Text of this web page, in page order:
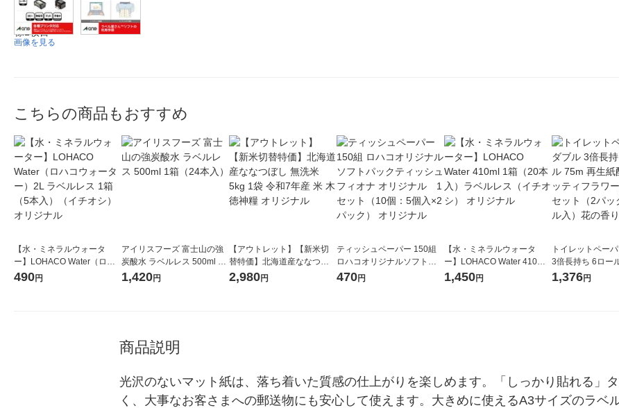
画像を見る
こちらの商品もおすすめ
【水・ミネラルウォータ
ー】LOHACO Water（ロハ
コウォーター）2L ラベルレ
490円
アイリスフーズ 富士山の強
炭酸水 ラベルレス 500ml 1
箱（24本入）
1,420円
【アウトレット】【新米切
替特価】北海道産ななつぼ
し 無洗米 5kg 1袋 令和7年産
米 木徳神糧 オリジナル
2,980円
ティッシュペーパー 150組
ロハコオリジナルソフトパ
ックティッシュ フィオナ オ
470円
【水・ミネラルウォータ
ー】LOHACO Water 410ml
1箱（20本入）ラベルレス
（イチオシ） オリジナル
1,450円
トイレットペー
3倍長持ち 6ロール 75m 再
紙配合 スコッテ
パック 1セット（
1,376円
商品説明
光沢のないマット紙は、落ち着いた質感の仕上がりを楽しめます。「しっかり貼れる」
く、大事なお客さまへの郵送物にも安心して使えます。大きめに使えるA3サイズのラベ